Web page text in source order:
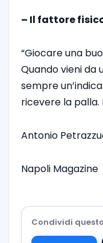
– Il fattore
“Giocare una
Quando vieni da
sempre
ricevere la palla.
Antonio
Napoli Magazine
Condividi